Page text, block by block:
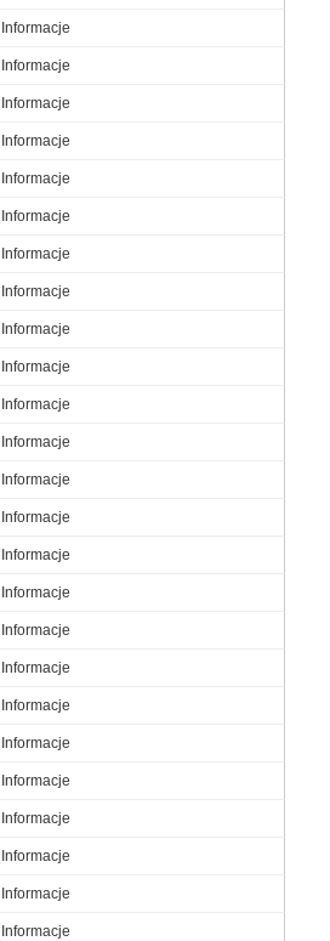
Informacje
Informacje
Informacje
Informacje
Informacje
Informacje
Informacje
Informacje
Informacje
Informacje
Informacje
Informacje
Informacje
Informacje
Informacje
Informacje
Informacje
Informacje
Informacje
Informacje
Informacje
Informacje
Informacje
Informacje
Informacje